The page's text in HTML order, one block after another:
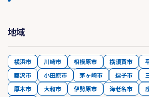
地域
横浜市 川崎市 相模原市 横須賀市
藤沢市
小田原市 茅ヶ崎市 逗子市
厚木市
大和市 伊勢原市 海老名市